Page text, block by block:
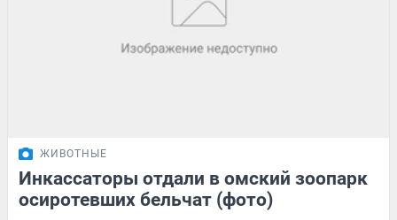
ЖИВОТНЫЕ
Инкассаторы отдали в омский зоопарк
осиротевших бельчат (фото)